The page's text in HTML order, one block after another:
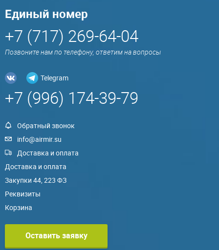
Единый номер
+7 (717) 269-64-04
Позвоните нам по телефону, ответим на вопросы
Telegram
+7 (996) 174-39-79
Обратный звонок
info@airmir.su
Доставка и оплата
Доставка и оплата
Закупки 44, 223 ФЗ
Реквизиты
Корзина
Оставить заявку